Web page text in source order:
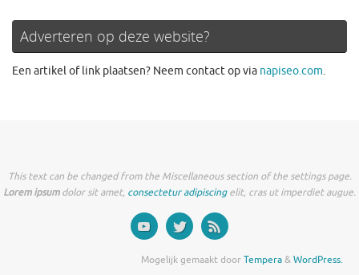
Adverteren op deze website?
Een artikel of link plaatsen? Neem contact op via napiseo.com.
This text can be changed from the Miscellaneous section of the settings page.
Lorem ipsumdolor sit amet, consectetur adipiscingelit, cras ut imperdiet augue.
Mogelijk gemaakt doorTempera&WordPress.